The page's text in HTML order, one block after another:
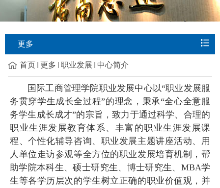
更多
首页 更多 职业发展 中心简介
国际工商管理学院职业发展中心以“职业发展服
务贯穿学生成长全过程”的理念，秉承“全心全意服
务学生成长成才”的宗旨，致力于通过科学、合理的
职业生涯发展教育体系、丰富的职业生涯发展课
程、个性化辅导咨询、职业发展主题讲座活动、用
人单位走访参观等全方位的职业发展培育机制，帮
助学院本科生、硕士研究生、博士研究生、MBA学
生等各学历层次的学生树立正确的职业价值观，并